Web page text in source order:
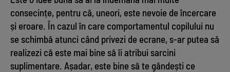
consecințe, pentru că, uneori, este nevoie de încercare
și eroare. În cazul în care comportamentul copilului nu
se schimbă atunci când privezi de ecrane, s-ar putea să
realizezi că este mai bine să îi atribui sarcini
suplimentare. Așadar, este bine să te gândești ce